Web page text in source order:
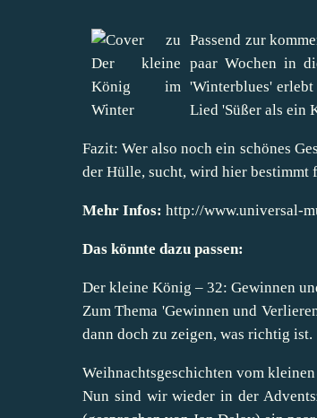
Passend zur
paar Wochen in
'Winterblues'
Lied 'Süßer als ein
Fazit: Wer also noch ein schönes
der Hülle, sucht, wird hier bestimmt
Mehr Infos: http://www.universal-
Das könnte dazu passen:
Der kleine König – 32: Gewinnen
Zum Thema 'Gewinnen und
dann doch zu zeigen, was richtig ist.
Weihnachtsgeschichten vom
Nun sind wir wieder in der